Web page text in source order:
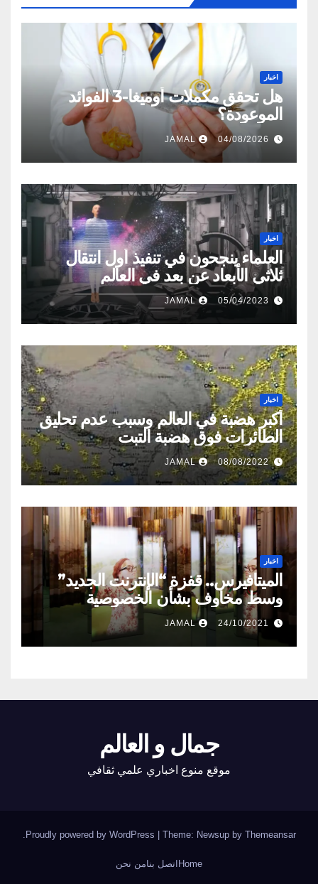
اخبار
هل تحقق مكملات أوميغا-3 الفوائد
الموعودة؟
04/08/2026
JAMAL
اخبار
العلماء ينجحون في تنفيذ أول انتقال
ثلاثي الأبعاد عن بعد في العالم
05/04/2023
JAMAL
اخبار
أكبر هضبة في العالم وسبب عدم تحليق
الطائرات فوق هضبة التبت
08/08/2022
JAMAL
اخبار
الميتافيرس.. قفزة “الإنترنت الجديد”
وسط مخاوف بشأن الخصوصية
24/10/2021
JAMAL
جمال و العالم
موقع منوع اخباري علمي ثقافي
Proudly powered by WordPress Theme: Newsup by Themeansar
.
Homeاتصل بنامن نحن